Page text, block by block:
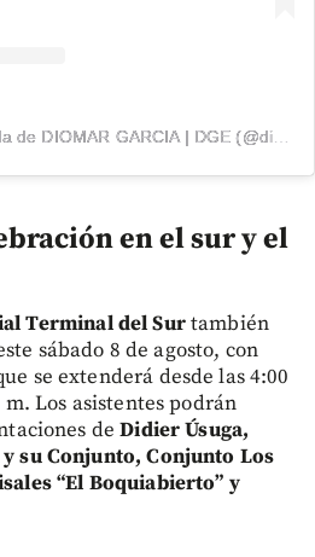
en el sur y el
Terminal del Surtambién
sábado 8 de agosto, con
se extenderá desde las 4:00
Los asistentes podrán
deDidier Úsuga,
su Conjunto, Conjunto Los
“El Boquiabierto” y